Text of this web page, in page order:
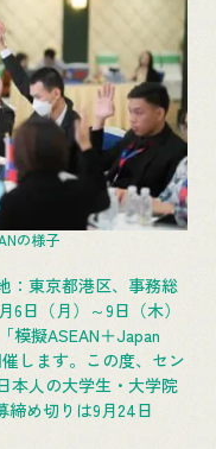
の様子
：東京都港区、事務総
6日（月）～9日（木）
模擬ASEAN＋Japan
します。この度、セン
本人の大学生・大学院
締め切りは9月24日